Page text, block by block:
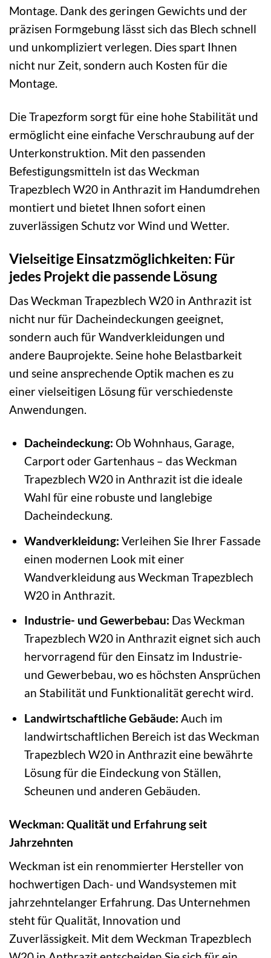
Montage. Dank des geringen Gewichts und der
präzisen Formgebung lässt sich das Blech schnell
und unkompliziert verlegen. Dies spart Ihnen
nicht nur Zeit, sondern auch Kosten für die
Montage.
Die Trapezform sorgt für eine hohe Stabilität und
ermöglicht eine einfache Verschraubung auf der
Unterkonstruktion. Mit den passenden
Befestigungsmitteln ist das Weckman
Trapezblech W20 in Anthrazit im Handumdrehen
montiert und bietet Ihnen sofort einen
zuverlässigen Schutz vor Wind und Wetter.
Vielseitige Einsatzmöglichkeiten: Für
jedes Projekt die passende Lösung
Das Weckman Trapezblech W20 in Anthrazit ist
nicht nur für Dacheindeckungen geeignet,
sondern auch für Wandverkleidungen und
andere Bauprojekte. Seine hohe Belastbarkeit
und seine ansprechende Optik machen es zu
einer vielseitigen Lösung für verschiedenste
Anwendungen.
Dacheindeckung: Ob Wohnhaus, Garage,
Carport oder Gartenhaus – das Weckman
Trapezblech W20 in Anthrazit ist die ideale
Wahl für eine robuste und langlebige
Dacheindeckung.
Wandverkleidung: Verleihen Sie Ihrer Fassade
einen modernen Look mit einer
Wandverkleidung aus Weckman Trapezblech
W20 in Anthrazit.
Industrie- und Gewerbebau: Das Weckman
Trapezblech W20 in Anthrazit eignet sich auch
hervorragend für den Einsatz im Industrie-
und Gewerbebau, wo es höchsten Ansprüchen
an Stabilität und Funktionalität gerecht wird.
Landwirtschaftliche Gebäude: Auch im
landwirtschaftlichen Bereich ist das Weckman
Trapezblech W20 in Anthrazit eine bewährte
Lösung für die Eindeckung von Ställen,
Scheunen und anderen Gebäuden.
Weckman: Qualität und Erfahrung seit
Jahrzehnten
Weckman ist ein renommierter Hersteller von
hochwertigen Dach- und Wandsystemen mit
jahrzehntelanger Erfahrung. Das Unternehmen
steht für Qualität, Innovation und
Zuverlässigkeit. Mit dem Weckman Trapezblech